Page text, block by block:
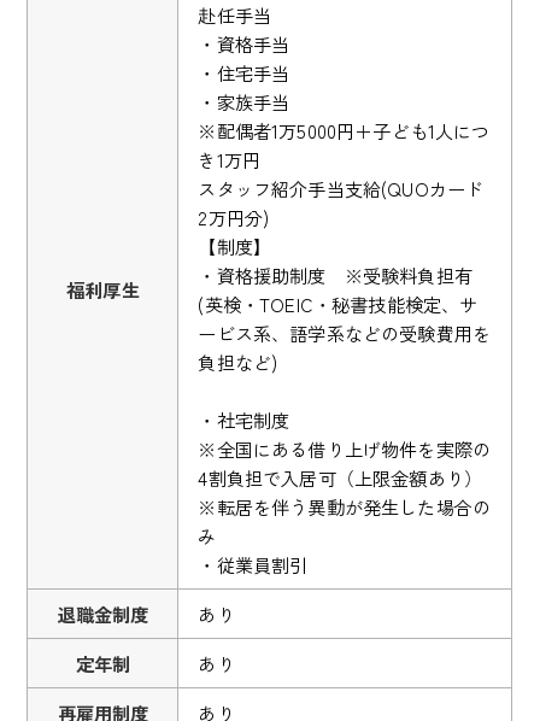
福利厚生
赴任手当
・資格手当
・住宅手当
・家族手当
※配偶者1万5000円＋子ども1人につ
き1万円
スタッフ紹介手当支給(QUOカード
2万円分)
【制度】
・資格援助制度 ※受験料負担有
(英検・TOEIC・秘書技能検定、サ
ービス系、語学系などの受験費用を
負担など)
・社宅制度
※全国にある借り上げ物件を実際の
4割負担で入居可（上限金額あり）
※転居を伴う異動が発生した場合の
み
・従業員割引
退職金制度
あり
定年制
あり
再雇用制度
あり